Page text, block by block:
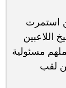
استمرت
اللاعبين
مسئولية
لقب